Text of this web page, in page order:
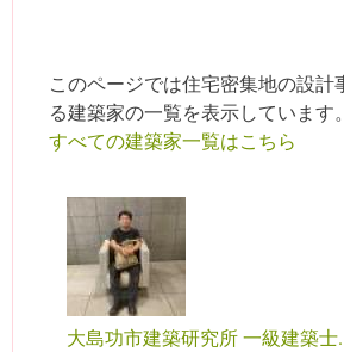
このページでは住宅密集地の設計
る建築家の一覧を表示しています。
すべての建築家一覧はこちら
大島功市建築研究所 一級建築士